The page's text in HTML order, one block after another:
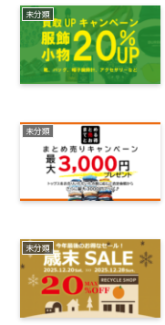
未分類
未分類
未分類